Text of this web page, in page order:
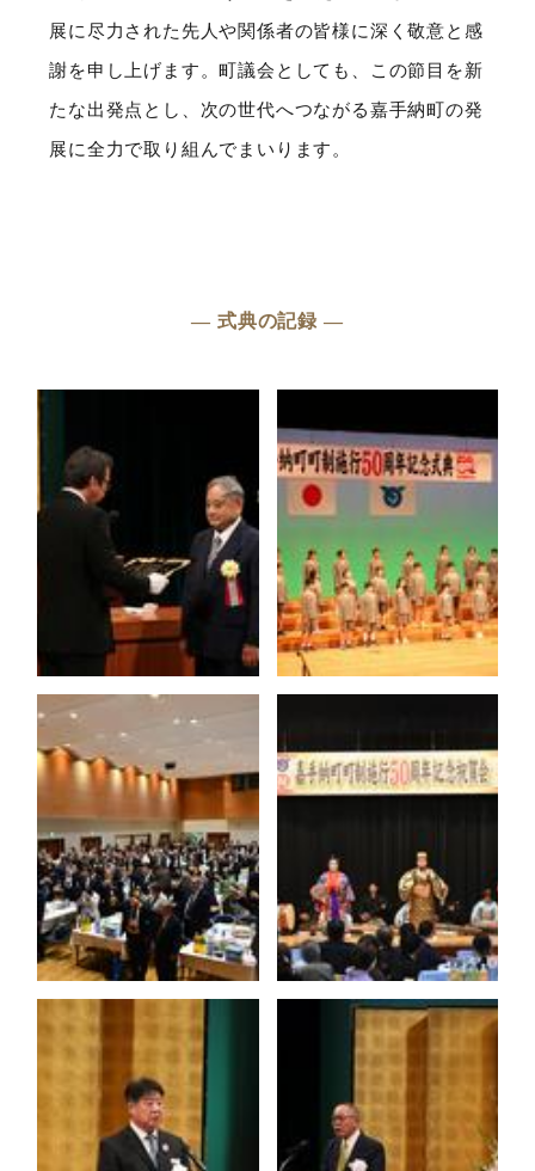
展に尽力された先人や関係者の皆様に深く敬意と感
謝を申し上げます。町議会としても、この節目を新
たな出発点とし、次の世代へつながる嘉手納町の発
展に全力で取り組んでまいります。
― 式典の記録 ―